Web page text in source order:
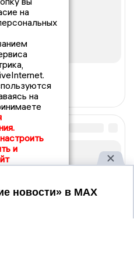
на
на
настроить
и